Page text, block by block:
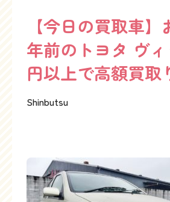
【今日の買取車】
年前のトヨタ ヴ
円以上で高額買取
Shinbutsu